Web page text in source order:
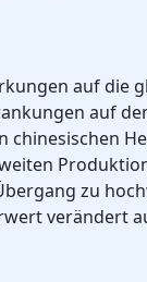
auf die
auf
chinesischen
zu
verändert